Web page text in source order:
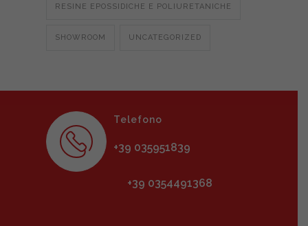
RESINE EPOSSIDICHE E POLIURETANICHE
SHOWROOM UNCATEGORIZED
Telefono
+39 035951839
+39 0354491368